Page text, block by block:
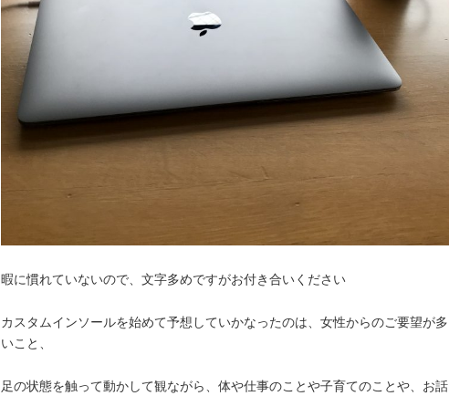
暇に慣れていないので、文字多めですがお付き合いください
カスタムインソールを始めて予想していかなったのは、女性からのご要望が多
いこと、
足の状態を触って動かして観ながら、体や仕事のことや子育てのことや、お話